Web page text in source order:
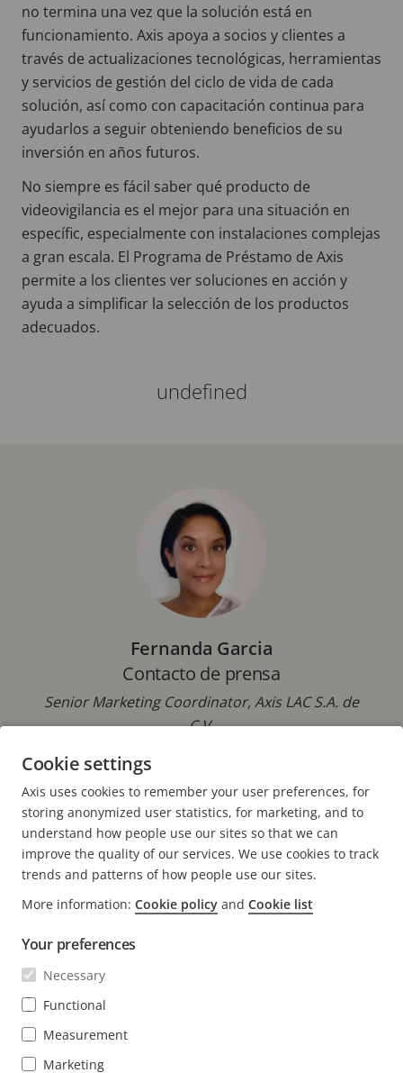
no termina una vez que la solución está en
funcionamiento. Axis apoya a socios y clientes a
través de actualizaciones tecnológicas, herramientas
y servicios de gestión del ciclo de vida de cada
solución, así como con capacitación continua para
ayudarlos a seguir obteniendo beneficios de su
inversión en años futuros.
No siempre es fácil saber qué producto de
videovigilancia es el mejor para una situación en
específic, especialmente con instalaciones complejas
a gran escala. El Programa de Préstamo de Axis
permite a los clientes ver soluciones en acción y
ayuda a simplificar la selección de los productos
adecuados.
undefined
Fernanda Garcia
Contacto de prensa
Senior Marketing Coordinator, Axis LAC S.A. de
C.V.
Correo electrónico:
FOOTER
CONTACTO
Contacto
Experience Center
NOTICIAS E HISTORIAS
Historias de clientes
Life at Axis
Engineering at Axis
SUSCRÍBASE
Suscríbase al boletín
Cookie settings
Axis uses cookies to remember your user preferences, for
storing anonymized user statistics, for marketing, and to
understand how people use our sites so that we can
improve the quality of our services. We use cookies to track
trends and patterns of how people use our sites.
More information: Cookie policy and Cookie list
Your preferences
Necessary
Functional
Measurement
Marketing